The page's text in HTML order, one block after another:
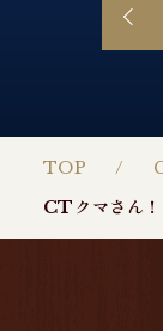
TOP
CTクマさん！